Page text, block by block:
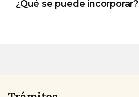
¿Qué se puede incorporar?